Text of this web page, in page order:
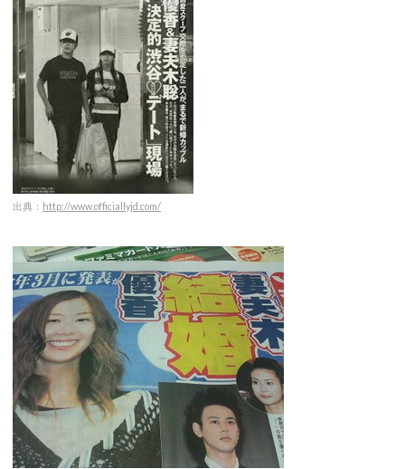
出典： http://www.officiallyjd.com/